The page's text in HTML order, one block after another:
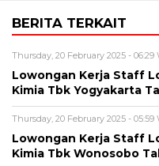
BERITA TERKAIT
Thursday, 20 February 2025 - 06:29
Lowongan Kerja Staff
Kimia Tbk Yogyakarta
Thursday, 20 February 2025 - 05:59
Lowongan Kerja Staff
Kimia Tbk Wonosobo